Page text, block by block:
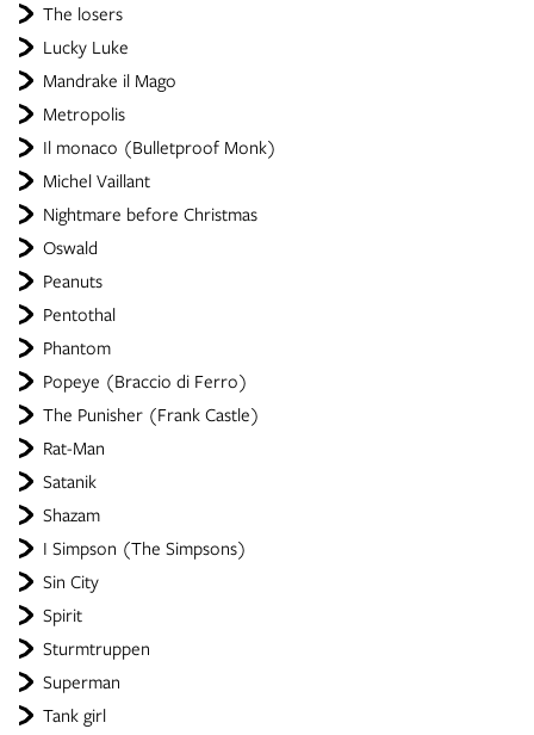
The losers
Lucky Luke
Mandrake il Mago
Metropolis
Il monaco (Bulletproof Monk)
Michel Vaillant
Nightmare before Christmas
Oswald
Peanuts
Pentothal
Phantom
Popeye (Braccio di Ferro)
The Punisher (Frank Castle)
Rat-Man
Satanik
Shazam
I Simpson (The Simpsons)
Sin City
Spirit
Sturmtruppen
Superman
Tank girl